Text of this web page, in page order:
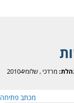
מרדכי ,שלומי20104
מכתב פתיחה